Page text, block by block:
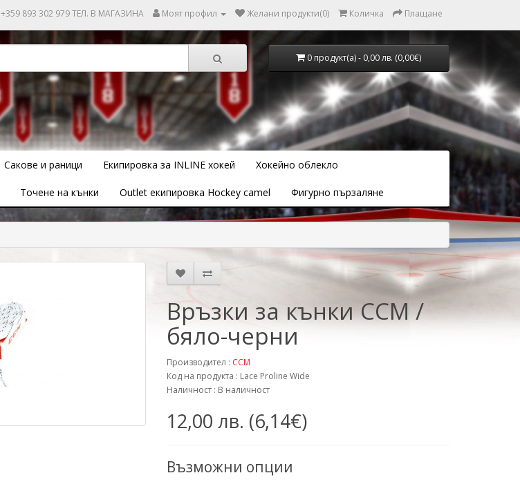
+359 893 302 979 ТЕЛ. В МАГАЗИНА Моят профил Желани продукти(0) Количка Плащане
0 продукт(а) - 0,00 лв. (0,00€)
Сакове и раници Екипировка за INLINE хокей Хокейно облекло
Точене на кънки Outlet екипировка Hockey camel Фигурно пързаляне
Връзки за кънки CCM /
бяло-черни
Производител : CCM
Код на продукта : Lace Proline Wide
Наличност : В наличност
12,00 лв. (6,14€)
Възможни опции